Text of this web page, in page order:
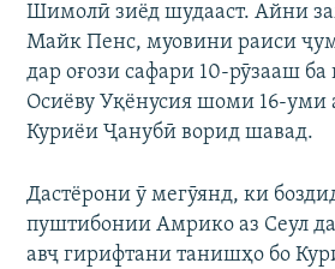
Шимолӣ зиёд шудааст. Айни
Майк Пенс, муовини раиси
дар оғози сафари 10-рӯзааш
Осиёву Уқёнусия шоми 16-уми
Куриёи Ҷанубӣ ворид шавад.
Дастёрони ӯ мегӯянд, ки
пуштибонии Амрико аз Сеул
авҷ гирифтани танишҳо бо